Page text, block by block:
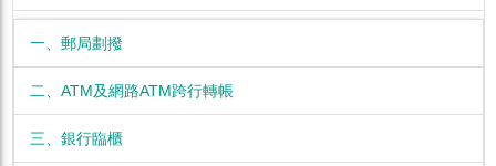
一、郵局劃撥
二、ATM及網路ATM跨行轉帳
三、銀行臨櫃